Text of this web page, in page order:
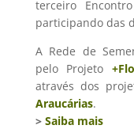
terceiro
participando das
A Rede de
pelo Projeto
através dos
Araucárias.
> Saiba mais